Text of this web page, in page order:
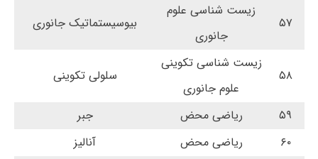
۵۷
زیست شناسی علوم
جانوری
بیوسیستماتیک جانوری
۵۸
زیست شناسی تکوینی
علوم جانوری
سلولی تکوینی
۵۹ ریاضی محض
جبر
۶۰
ریاضی محض
آنالیز